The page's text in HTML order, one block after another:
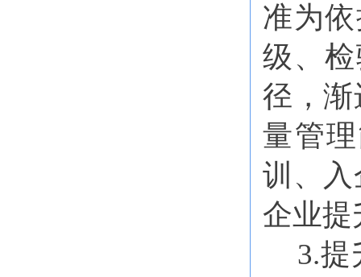
准为
级、
径，
量管
训、
企业提
3.提